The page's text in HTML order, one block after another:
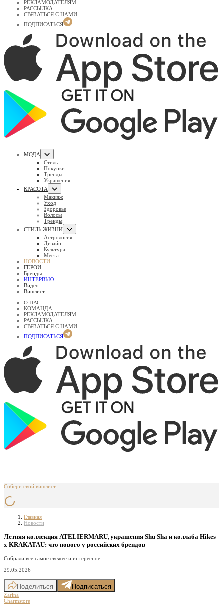
РЕКЛАМОДАТЕЛЯМ
РАССЫЛКА
СВЯЗАТЬСЯ С НАМИ
ПОДПИСАТЬСЯ
МОДА
Стиль
Покупки
Тренды
Украшения
КРАСОТА
Макияж
Уход
Здоровье
Волосы
Тренды
СТИЛЬ ЖИЗНИ
Астрология
Дизайн
Культура
Места
НОВОСТИ
ГЕРОИ
Бренды
ИНТЕРВЬЮ
Видео
Вишлист
О НАС
КОМАНДА
РЕКЛАМОДАТЕЛЯМ
РАССЫЛКА
СВЯЗАТЬСЯ С НАМИ
ПОДПИСАТЬСЯ
Собери свой вишлист
Главная
Новости
Летняя коллекция ATELIERMARU, украшения Shu Sha и коллаба Hikes
х KRAKATAU: что нового у российских брендов
Собрали все самое свежее и интересное
29.05.2026
Поделиться Подписаться
Zarina
Charmstore